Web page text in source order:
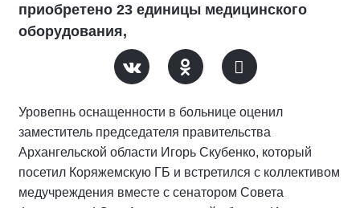
приобретено 23 единицы медицинского
оборудования,
Уровепнь оснащенности в больнице оценил
заместитель председателя правительства
Архангельской области Игорь Скубенко, который
посетил Коряжемскую ГБ и встретился с коллективом
медучреждения вместе с сенатором Совета